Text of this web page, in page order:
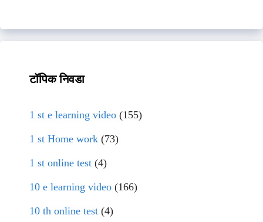
टॉपिक निवडा
1 st e learning video (155)
1 st Home work (73)
1 st online test (4)
10 e learning video (166)
10 th online test (4)